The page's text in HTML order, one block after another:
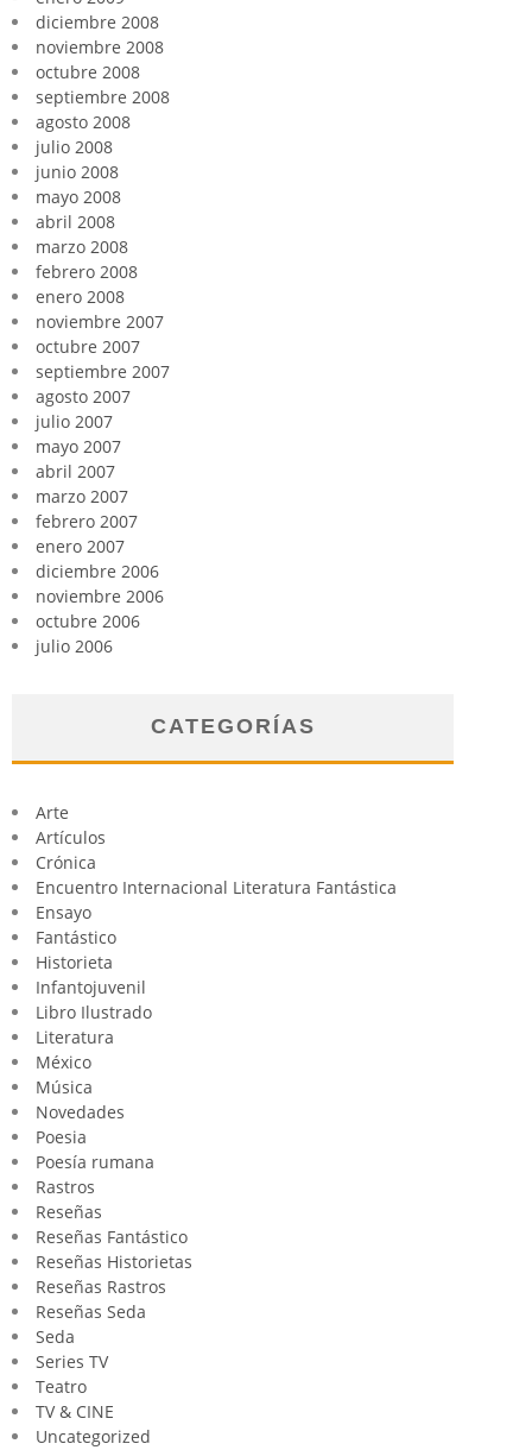
diciembre 2008
noviembre 2008
octubre 2008
septiembre 2008
agosto 2008
julio 2008
junio 2008
mayo 2008
abril 2008
marzo 2008
febrero 2008
enero 2008
noviembre 2007
octubre 2007
septiembre 2007
agosto 2007
julio 2007
mayo 2007
abril 2007
marzo 2007
febrero 2007
enero 2007
diciembre 2006
noviembre 2006
octubre 2006
julio 2006
CATEGORÍAS
Arte
Artículos
Crónica
Encuentro Internacional Literatura Fantástica
Ensayo
Fantástico
Historieta
Infantojuvenil
Libro Ilustrado
Literatura
México
Música
Novedades
Poesia
Poesía rumana
Rastros
Reseñas
Reseñas Fantástico
Reseñas Historietas
Reseñas Rastros
Reseñas Seda
Seda
Series TV
Teatro
TV & CINE
Uncategorized